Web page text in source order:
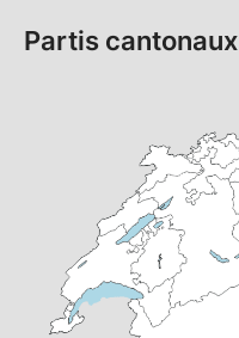
Partis cantonaux